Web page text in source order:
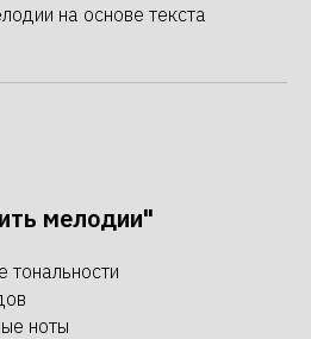
на основе текста
мелодии"
тональности
ноты